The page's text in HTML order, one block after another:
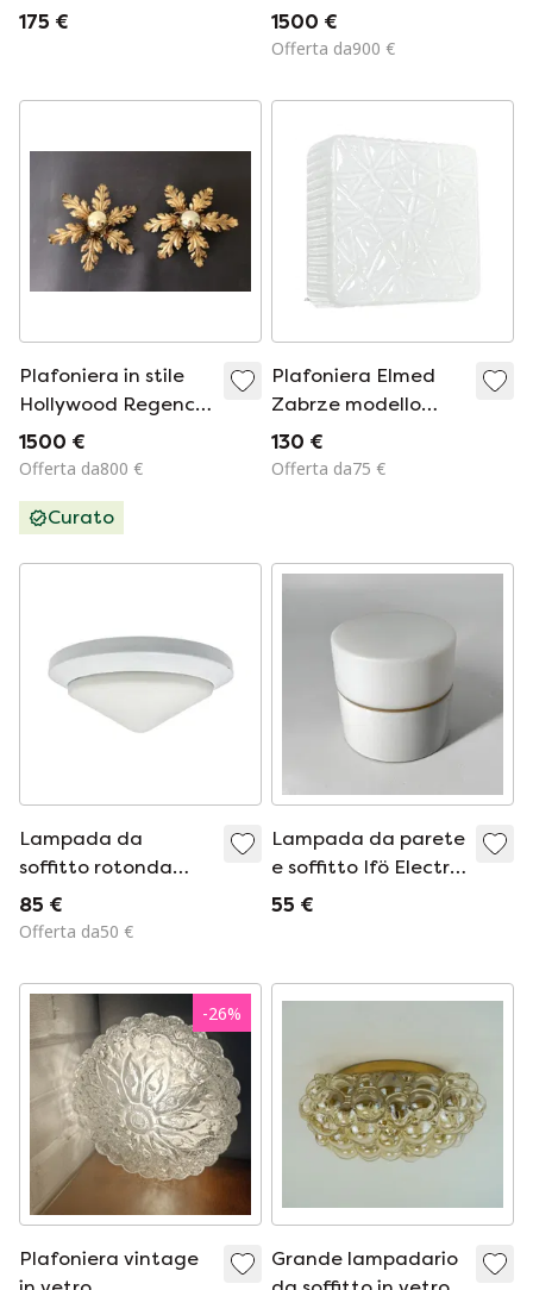
Murano Ice Glass,
175 €
Hollywood Regency
fiorentino a forma
da Hans Kögl.
1500 €
Offerta da900 €
Plafoniera in stile
Hollywood Regency
fiorentino, decorata
con foglia d'oro,
con motivi floreali
1500 €
Offerta da800 €
Curato
Plafoniera Elmed
Zabrze modello
606, anni '70, vetro
geometrico, periodo
130 €
Offerta da75 €
Lampada da
soffitto rotonda
Bahag degli anni
'80, realizzata in
85 €
Offerta da50 €
Lampada da parete
e soffitto Ifö Electric
/ IKEA (Opus
opalino –
55 €
-26%
Plafoniera vintage
Grande lampadario